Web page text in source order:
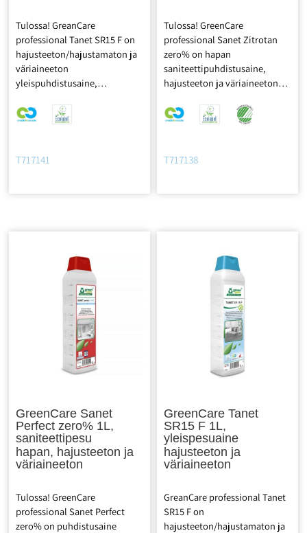
Tulossa! GreanCare
professional Tanet SR15 F on
hajusteeton/hajustamaton ja
väriaineeton
yleispuhdistusaine,
hoitaa jättämättä raitoja tai
himmentymiä. Saa lattian
materiaaleille. Sopii kaikille
yhdistelmäkonekäyttöön. pH
kehtoon -sertifikaatti.
Euroopan ympäristömerkki –
Ekokukka. Joutsenmerkki -
T717141
Tulossa! GreenCare
professional Sanet Zitrotan
zero% on hapan
saniteettipuhdistusaine,
hajusteeton ja väriaineeton.
päivittäiseen käyttöön. Sopii
saniteettitilojen ja
puhdistamiseen. Erittäin
käyttöliuoksessa n.4,5. Cradle
ympäristömerkki – Ekokukka.
Joutsenmerkki – ekomerkki.
T717138
GreenCare Sanet
Perfect zero% 1L,
saniteettipesu
hapan, hajusteeton ja
väriaineeton
Tulossa! GreenCare
professional Sanet Perfect
zero% on puhdistusaine
GreenCare Tanet
SR15 F 1L,
yleispesuaine
hajusteeton ja
väriaineeton
GreanCare professional Tanet
SR15 F on
hajusteeton/hajustamaton ja